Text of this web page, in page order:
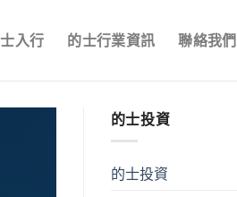
入行 的士行業資訊 聯絡我們
的士投資
的士投資